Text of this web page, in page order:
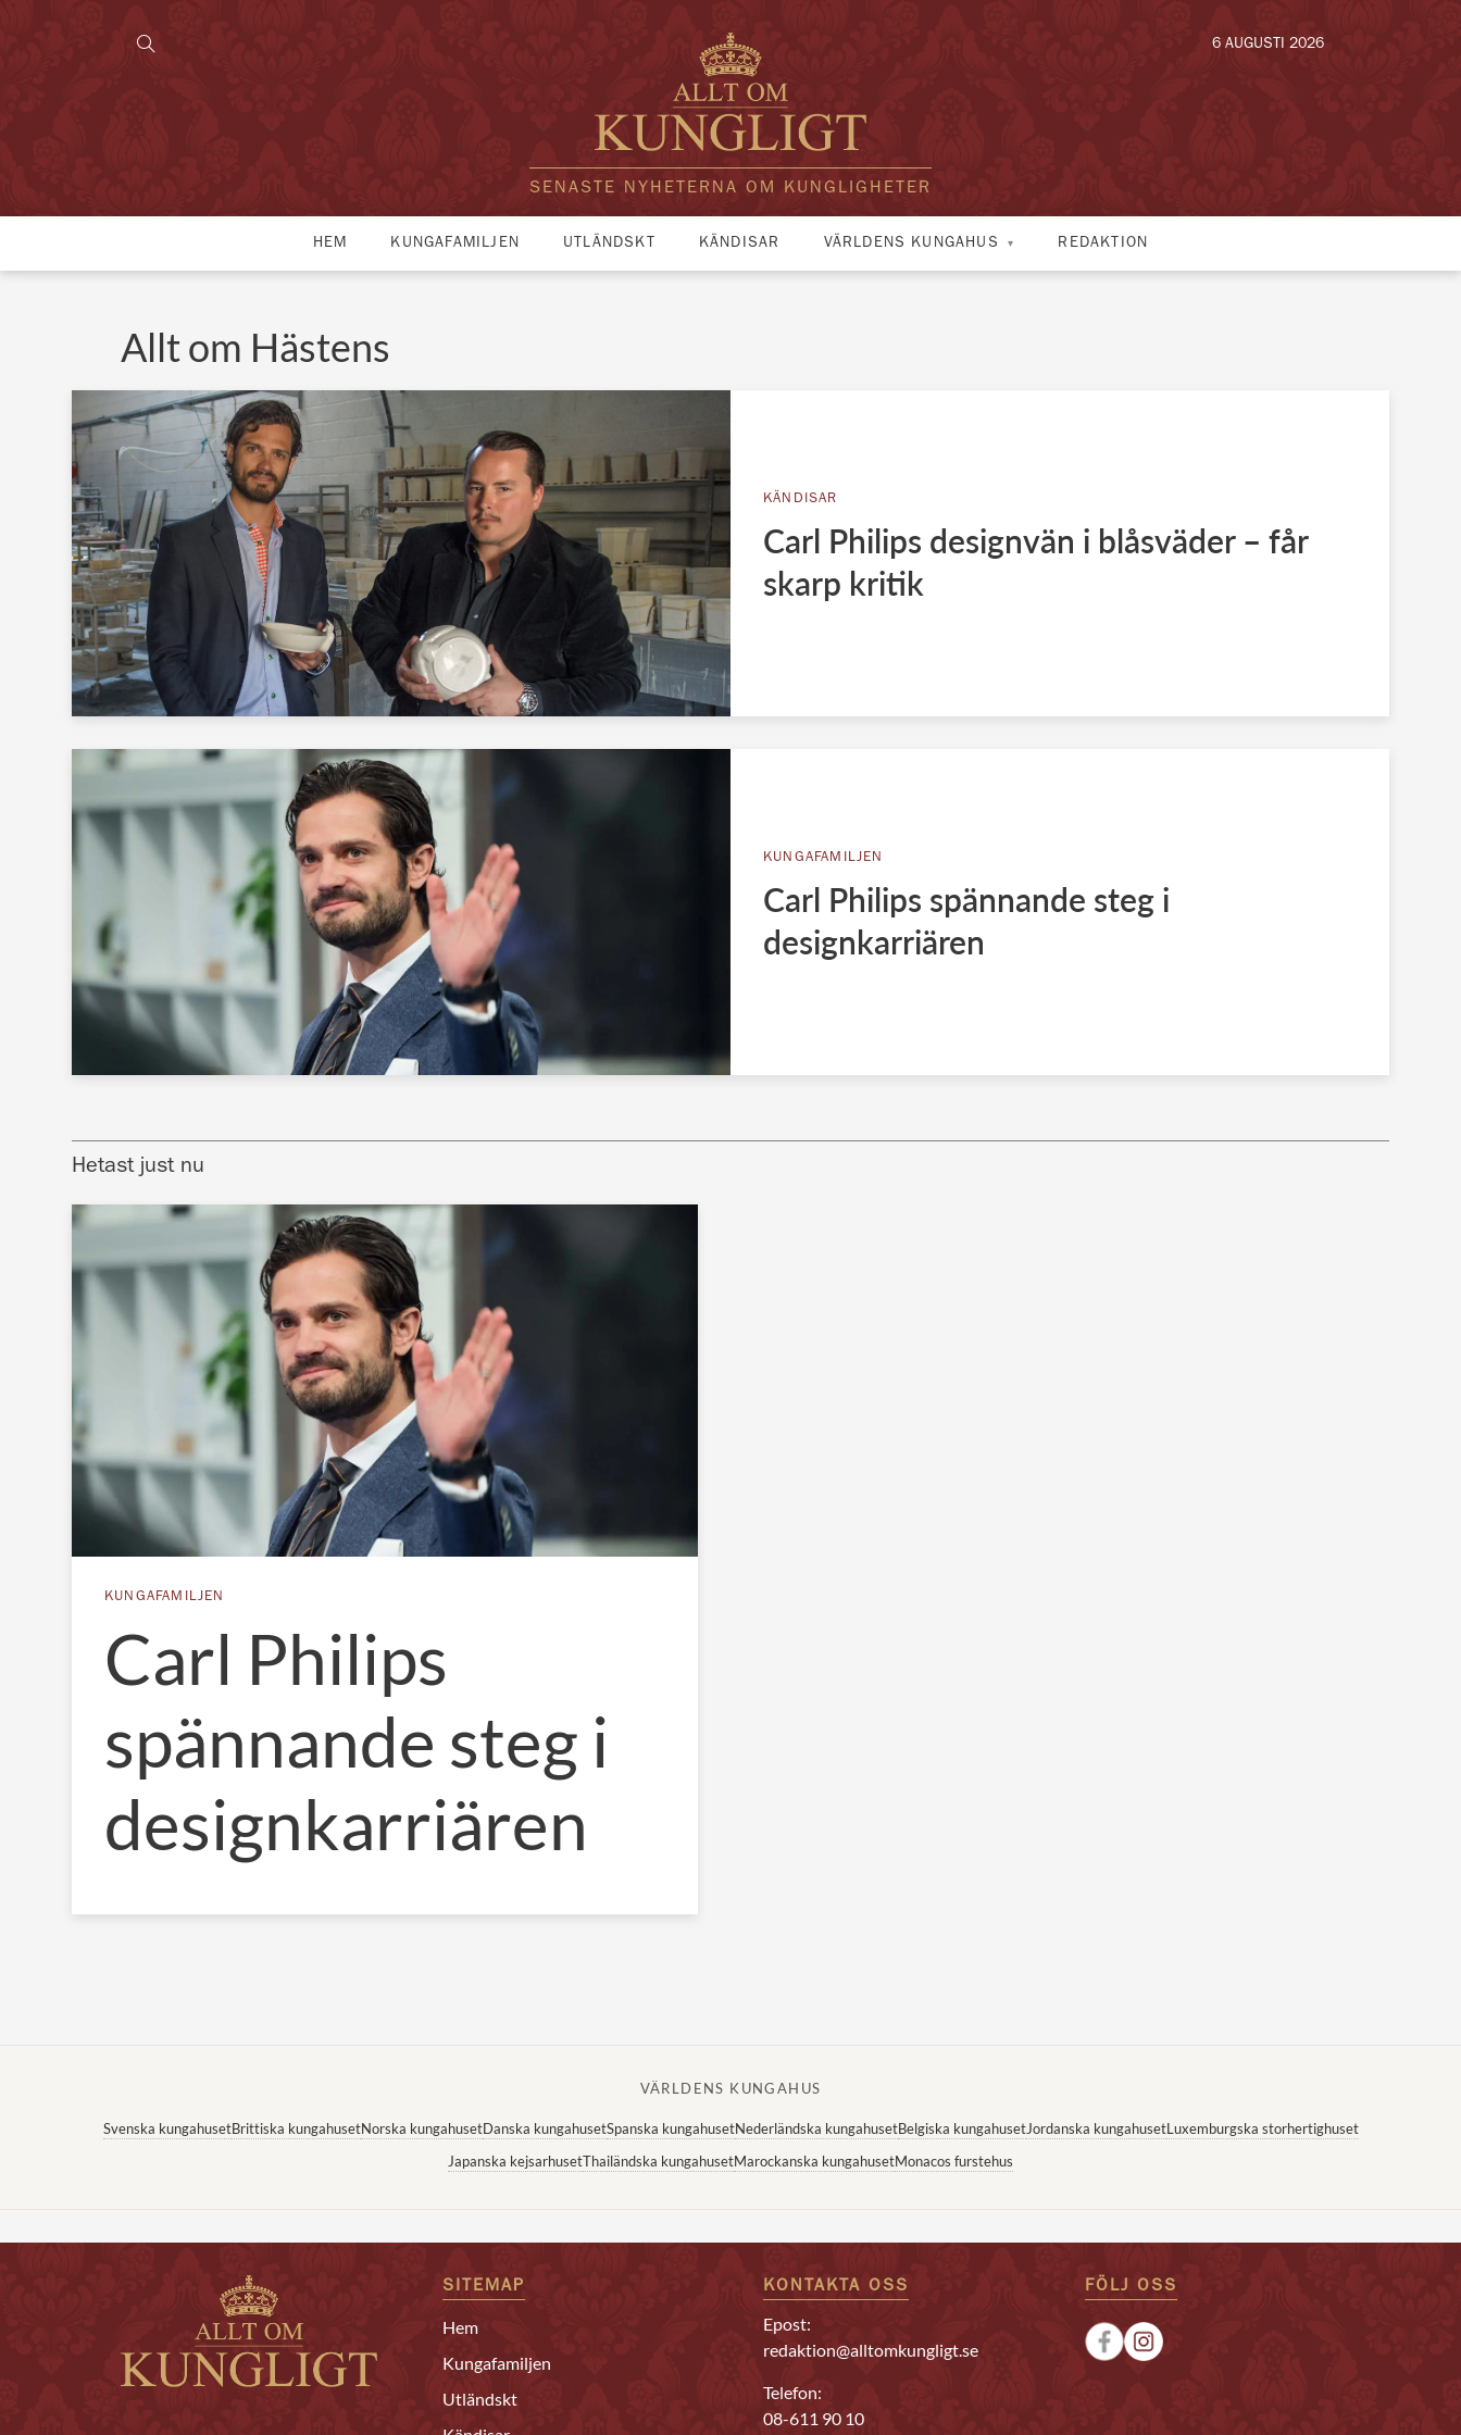
SENASTE NYHETERNA OM KUNGLIGHETER
6 AUGUSTI 2026
HEM KUNGAFAMILJEN UTLÄNDSKT KÄNDISAR VÄRLDENS KUNGAHUS REDAKTION
Allt om Hästens
KÄNDISAR
Carl Philips designvän i blåsväder – får
skarp kritik
KUNGAFAMILJEN
Carl Philips spännande steg i
designkarriären
Hetast just nu
KUNGAFAMILJEN
Carl Philips
spännande steg i
designkarriären
VÄRLDENS KUNGAHUS
Svenska kungahusetBrittiska kungahusetNorska kungahusetDanska kungahusetSpanska kungahusetNederländska kungahusetBelgiska kungahusetJordanska kungahusetLuxemburgska storhertighuset
Japanska kejsarhusetThailändska kungahusetMarockanska kungahusetMonacos furstehus
SITEMAP
Hem
Kungafamiljen
Utländskt
KONTAKTA OSS
Epost:
redaktion@alltomkungligt.se
Telefon:
08-611 90 10
FÖLJ OSS